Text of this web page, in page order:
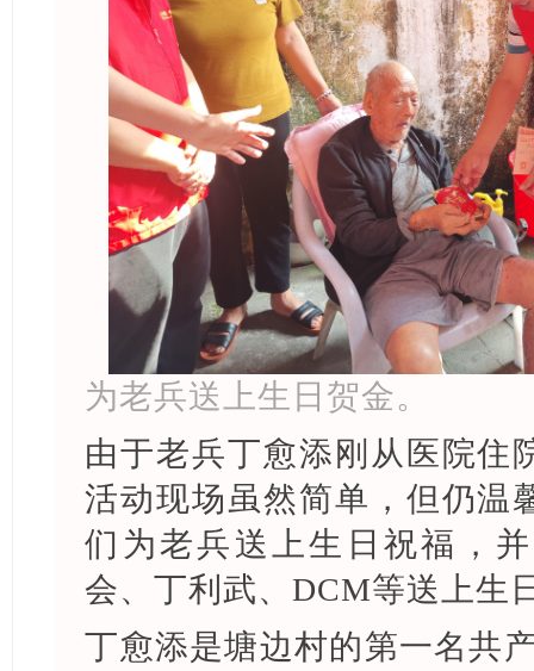
为老兵送上生日贺金。
由于老兵丁愈添刚从医院住
活动现场虽然简单，但仍温
们为老兵送上生日祝福，
会、丁利武、DCM等送上生
丁愈添是塘边村的第一名共